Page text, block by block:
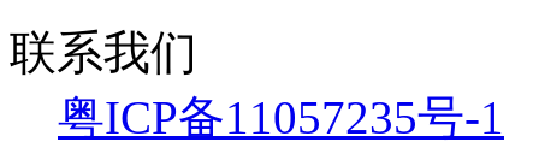
联系我们
粤ICP备11057235号-1